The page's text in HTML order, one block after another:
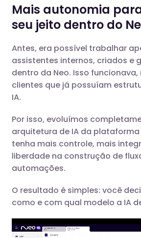
Mais autonomia
seu jeito dentro do
Antes, era possível trabalhar
assistentes internos, criados e
dentro da Neo. Isso
clientes que já possuíam
IA.
Por isso, evoluímos
arquitetura de IA da
tenha mais controle, mais
liberdade na construção de
automações.
O resultado é simples: você
como e com qual modelo a IA